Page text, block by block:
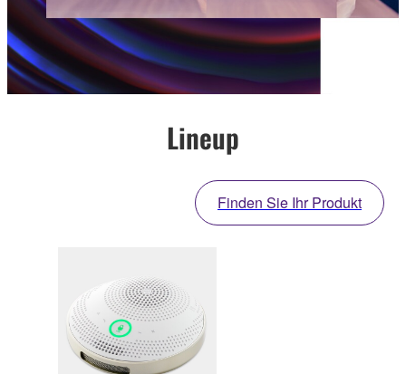
Lineup
Finden Sie Ihr Produkt